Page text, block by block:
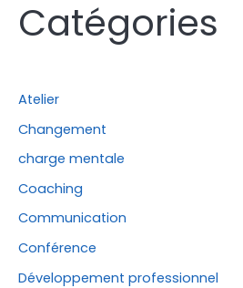
Catégories
Atelier
Changement
charge mentale
Coaching
Communication
Conférence
Développement professionnel